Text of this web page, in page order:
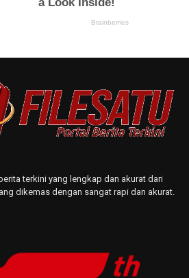
terkini yang lengkap dan akurat dari
dikemas dengan sangat rapi dan akurat.